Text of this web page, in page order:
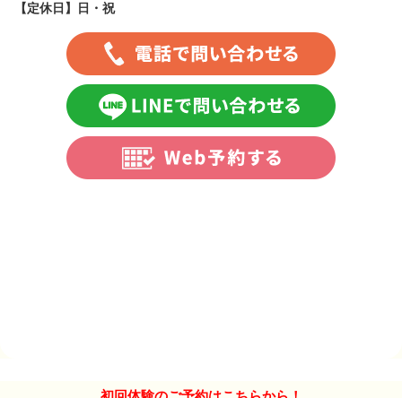
【定休日】
日・祝